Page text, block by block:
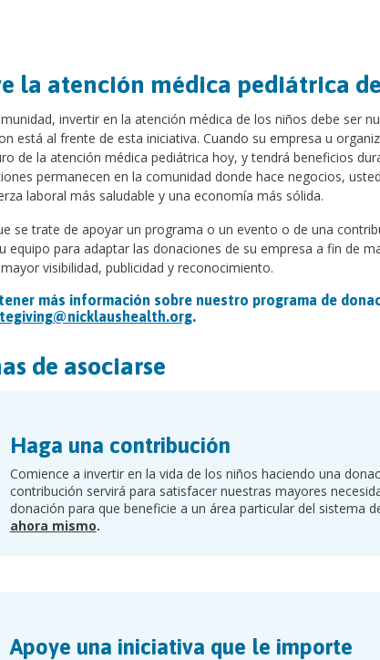
la atención médica pediátrica
invertir en la atención médica de los niños debe ser
está al frente de esta iniciativa. Cuando su empresa u
de la atención médica pediátrica hoy, y tendrá beneficios
permanecen en la comunidad donde hace negocios,
laboral más saludable y una economía más sólida.
se trate de apoyar un programa o un evento o de una
equipo para adaptar las donaciones de su empresa a fin de
visibilidad, publicidad y reconocimiento.
más información sobre nuestro programa de
.
de asociarse
Haga una contribución
Comience a invertir en la vida de los niños haciendo una
contribución servirá para satisfacer nuestras mayores
donación para que beneficie a un área particular del sistema
ahora mismo.
Apoye una iniciativa que le importe